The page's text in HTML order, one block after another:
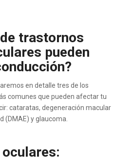
trastornos
pueden
en detalle tres de los
comunes que pueden afectar tu
cataratas, degeneración macular
(DMAE) y glaucoma.